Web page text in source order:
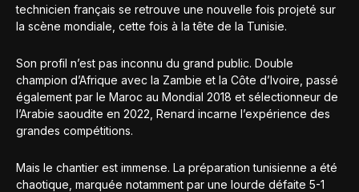
technicien français se retrouve une nouvelle fois projeté sur
la scène mondiale, cette fois à la tête de la Tunisie.
Son profil n’est pas inconnu du grand public. Double
champion d’Afrique avec la Zambie et la Côte d’Ivoire, passé
également par le Maroc au Mondial 2018 et sélectionneur de
l’Arabie saoudite en 2022, Renard incarne l’expérience des
grandes compétitions.
Mais le chantier est immense. La préparation tunisienne a été
chaotique, marquée notamment par une lourde défaite 5-1